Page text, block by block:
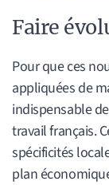
Faire
Pour que ces
appliquées de
indispensable
travail français.
spécificités
plan